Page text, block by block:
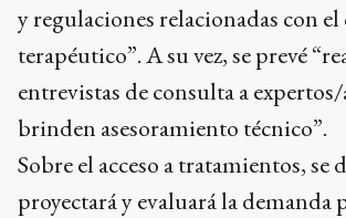
y regulaciones relacionadas con el
terapéutico”. A su vez, se prevé
entrevistas de consulta a
brinden asesoramiento técnico”.
Sobre el acceso a tratamientos, se
proyectará y evaluará la demanda